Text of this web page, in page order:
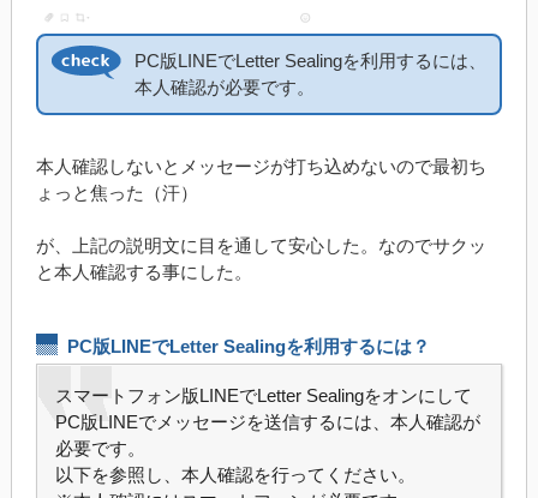
PC版LINEでLetter Sealingを利用するには、
本人確認が必要です。
本人確認しないとメッセージが打ち込めないので最初ち
ょっと焦った（汗）
が、上記の説明文に目を通して安心した。なのでサクッ
と本人確認する事にした。
PC版LINEでLetter Sealingを利用するには？
​スマートフォン版LINEでLetter Sealingをオンにして
PC版LINEでメッセージを送信するには、本人確認が
必要です。
以下を参照し、本人確認を行ってください。